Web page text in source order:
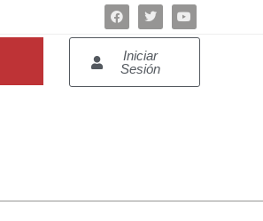
Iniciar
Sesión